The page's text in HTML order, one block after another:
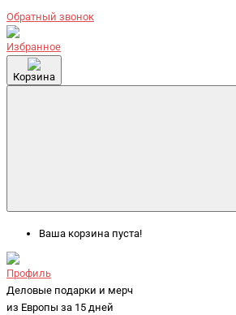
Обратный звонок
Избранное
Корзина
Ваша корзина пуста!
Профиль
Деловые подарки и мерч
из Европы за 15 дней